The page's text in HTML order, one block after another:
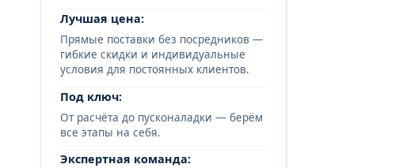
Лучшая цена:
Прямые поставки без посредников —
гибкие скидки и индивидуальные
условия для постоянных клиентов.
Под ключ:
От расчёта до пусконаладки — берём
все этапы на себя.
Экспертная команда: